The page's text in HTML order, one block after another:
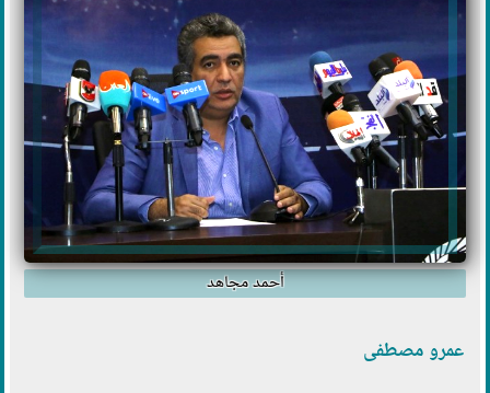
أحمد مجاهد
عمرو مصطفى